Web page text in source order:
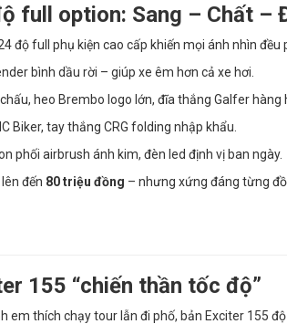
full option: Sang – Chất –
độ full phụ kiện cao cấp khiến mọi ánh nhìn đều
bình dầu rời – giúp xe êm hơn cả xe hơi.
heo Brembo logo lớn, đĩa thắng Galfer hàng
Biker, tay thắng CRG folding nhập khẩu.
phối airbrush ánh kim, đèn led định vị ban ngày.
đến 80 triệu đồng – nhưng xứng đáng từng
155 “chiến thần tốc độ”
em thích chạy tour lẫn đi phố, bản Exciter 155